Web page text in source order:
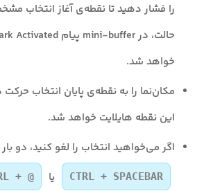
را فشار دهید تا نقطه‌ی آغاز انتخاب
خواهد شد.
مکان‌نما را به نقطه‌ی پایان انتخاب
این نقطه هایلایت خواهد شد.
اگر می‌خواهید انتخاب را لغو کنید، دو بار
CTRL + SPACEBAR یا + @